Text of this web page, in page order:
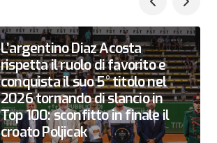
L’argentino Diaz Acosta
rispetta il ruolo di favorito e
conquista il suo 5° titolo nel
2026 tornando di slancio in
Top 100: sconfitto in finale il
croato Poljicak